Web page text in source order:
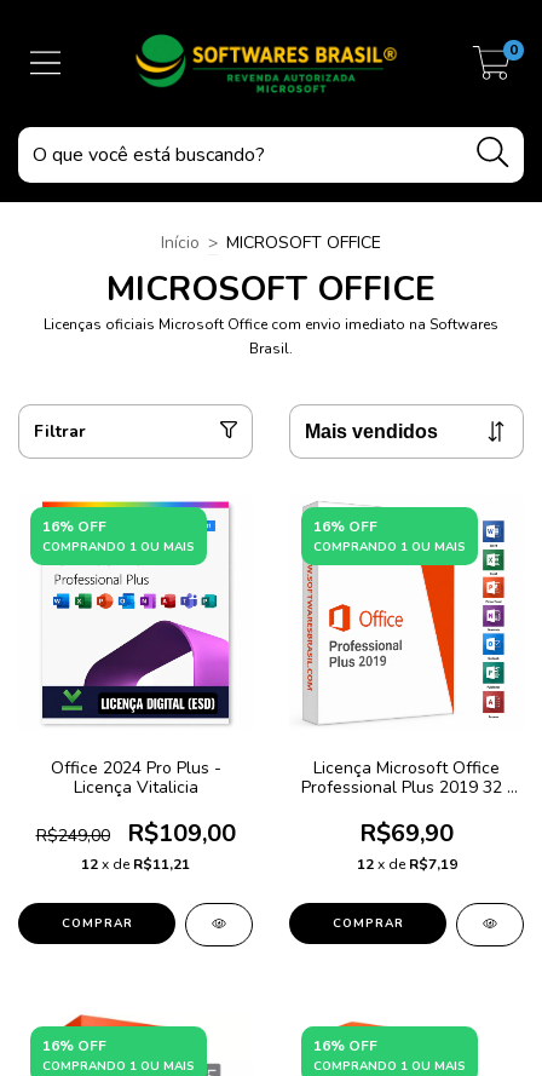
0
Início > MICROSOFT OFFICE
MICROSOFT OFFICE
Licenças oficiais Microsoft Office com envio imediato na Softwares
Brasil.
Filtrar
16% OFF
COMPRANDO 1 OU MAIS
Office 2024 Pro Plus -
Licença Vitalicia
R$249,00 R$109,00
12x deR$11,21
16% OFF
COMPRANDO 1 OU MAIS
Licença Microsoft Office
Professional Plus 2019 32 /
R$69,90
12 x deR$7,19
16% OFF
COMPRANDO 1 OU MAIS
16% OFF
COMPRANDO 1 OU MAIS